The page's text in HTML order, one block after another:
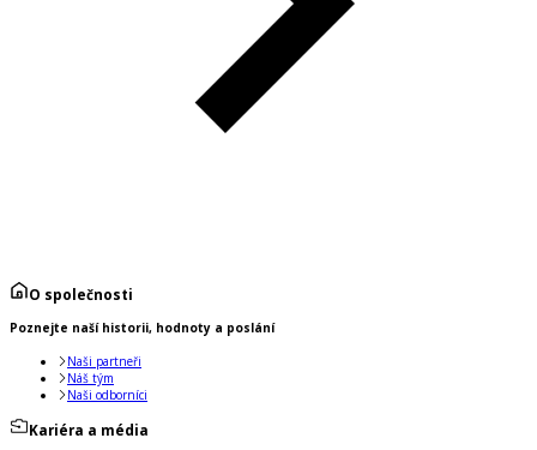
O společnosti
Poznejte naší historii, hodnoty a poslání
Naši partneři
Náš tým
Naši odborníci
Kariéra a média